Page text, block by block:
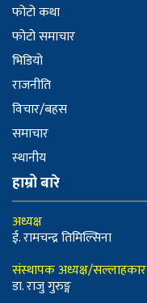
फोटो कथा
फोटो समाचार
भिडियो
राजनीति
विचार/बहस
समाचार
स्थानीय
हाम्रो बारे
अध्यक्ष
ई. रामचन्द्र तिमिल्सिना
संस्थापक अध्यक्ष/सल्लाहकार
डा. राजु गुरुङ्ग